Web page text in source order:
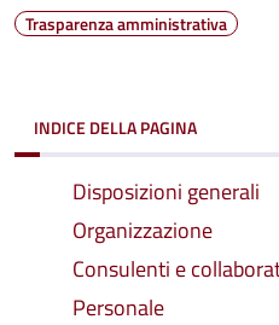
Trasparenza amministrativa
INDICE DELLA PAGINA
Disposizioni generali
Organizzazione
Consulenti e
Personale